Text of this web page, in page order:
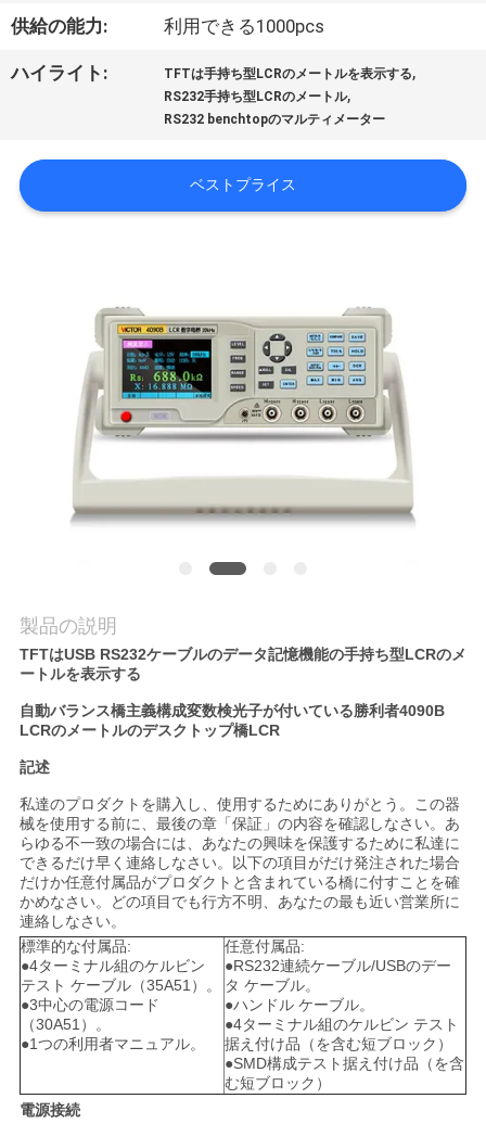
工
場
し
さ
い
ニ
ュ
ー
ス
場
合
供給の能力: 利用できる1000pcs
ハイライト: TFTは手持ち型LCRのメートルを表示する,
RS232手持ち型LCRのメートル,
RS232 benchtopのマルティメーター
ベストプライス
製品の説明
TFTはUSB RS232ケーブルのデータ記憶機能の手持ち型LCRのメ
ートルを表示する
自動バランス橋主義構成変数検光子が付いている勝利者4090B
LCRのメートルのデスクトップ橋LCR
記述
私達のプロダクトを購入し、使用するためにありがとう。この器
械を使用する前に、最後の章「保証」の内容を確認しなさい。あ
らゆる不一致の場合には、あなたの興味を保護するために私達に
できるだけ早く連絡しなさい。以下の項目がだけ発注された場合
だけか任意付属品がプロダクトと含まれている橋に付すことを確
かめなさい。どの項目でも行方不明、あなたの最も近い営業所に
連絡しなさい。
標準的な付属品:
●4ターミナル組のケルビン
テスト ケーブル（35A51）。
●3中心の電源コード
（30A51）。
●1つの利用者マニュアル。
任意付属品:
●RS232連続ケーブル/USBのデー
タ ケーブル。
●ハンドル ケーブル。
●4ターミナル組のケルビン テスト
据え付け品（を含む短ブロック）
●SMD構成テスト据え付け品（を含
む短ブロック）
電源接続